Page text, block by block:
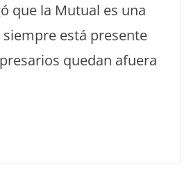
que la Mutual es una
está presente
quedan afuera